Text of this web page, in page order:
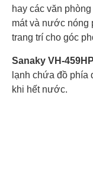
hay các văn
mát và nước nóng
trang trí cho góc
Sanaky VH-459HP
lạnh chứa đồ phía
khi hết nước.